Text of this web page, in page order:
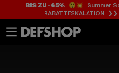
BIS ZU -65%😲💥 Summer
RABATTESKALATION ❯❯